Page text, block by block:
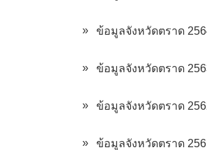
» ข้อมูลจังหวัดตราด
» ข้อมูลจังหวัดตราด
» ข้อมูลจังหวัดตราด
» ข้อมูลจังหวัดตราด